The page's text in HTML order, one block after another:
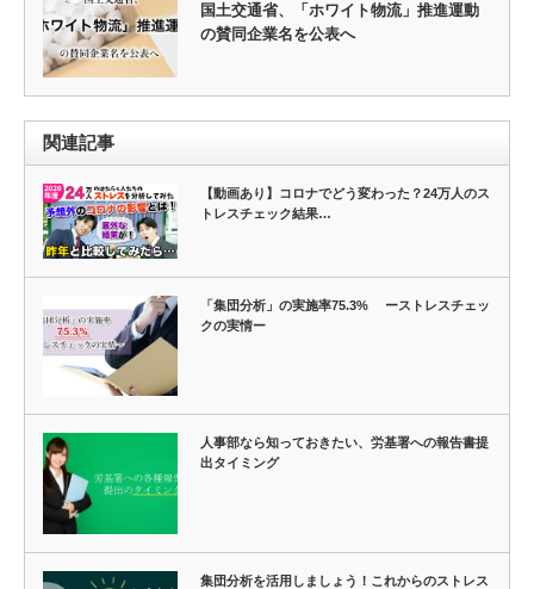
国土交通省、「ホワイト物流」推進運動
の賛同企業名を公表へ
関連記事
【動画あり】コロナでどう変わった？24万人のス
トレスチェック結果…
「集団分析」の実施率75.3% ーストレスチェッ
クの実情ー
人事部なら知っておきたい、労基署への報告書提
出タイミング
集団分析を活用しましょう！これからのストレス